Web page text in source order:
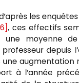
les
, ces effectifs
une moyenne
depuis
une augmentation
à l’année